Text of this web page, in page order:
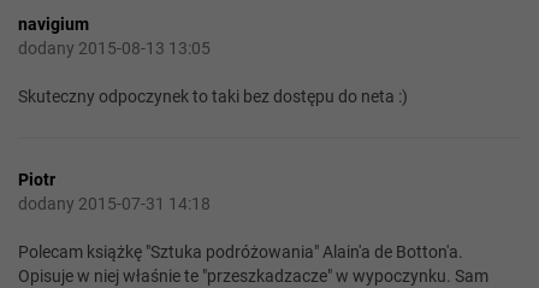
navigium
dodany 2015-08-13 13:05
Skuteczny odpoczynek to taki bez dostępu do neta :)
Piotr
dodany 2015-07-31 14:18
Polecam książkę "Sztuka podróżowania" Alain'a de Botton'a.
Opisuje w niej właśnie te "przeszkadzacze" w wypoczynku. Sam